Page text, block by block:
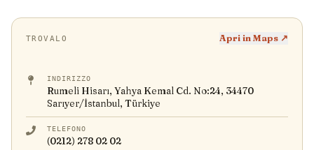
TROVALO Apri in Maps ↗
INDIRIZZO
Rumeli Hisarı, Yahya Kemal Cd. No:24, 34470
Sarıyer/İstanbul, Türkiye
TELEFONO
(0212) 278 02 02